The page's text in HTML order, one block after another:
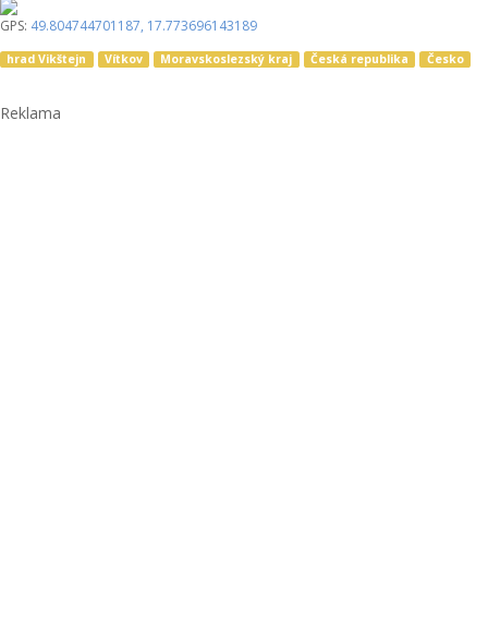
GPS: 49.804744701187, 17.773696143189
hrad Vikštejn Vítkov Moravskoslezský kraj Česká republika Česko
Reklama